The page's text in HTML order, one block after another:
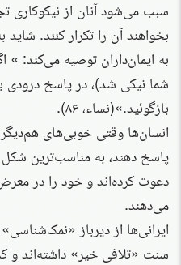
سبب می‌شود آنان از نیکوکاری
بخواهند آن را تکرار کنند.
به ایمان‌داران توصیه می‌کند: »
شما نیکی شد)، در پاسخ درودی
بازگوئید.»(نساء، ۸۶).
انسان‌ها وقتی خوبی‌های هم‌دیگر
پاسخ دهند، به مناسب‌ترین شکل
دعوت کرده‌اند و خود را در
می‌دهند.
ایرانی‌ها از دیرباز
سنت «تلافی خیر» داشته‌اند